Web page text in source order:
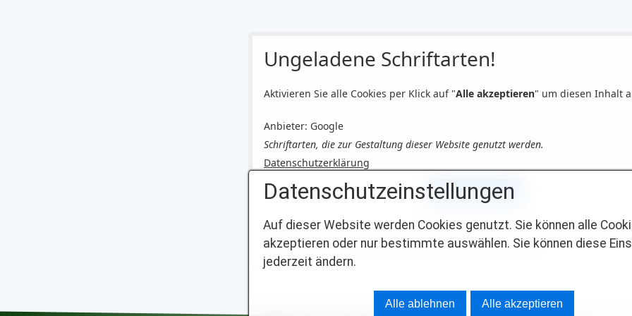
Ungeladene Schriftarten!
Aktivieren Sie alle Cookies per Klick auf "Alle akzeptieren" um diesen Inhalt
Anbieter: Google
Schriftarten, die zur Gestaltung dieser Website genutzt werden.
Datenschutzerklärung
Alle akzeptieren
Durch Klick auf den Button erklären sich damit einverstanden, dass externe Schriftarten
Dadurch könnten personenbezogene Daten an Google übermittelt werden.
Datenschutzeinstellungen
Auf dieser Website werden Cookies genutzt. Sie können alle
akzeptieren oder nur bestimmte auswählen. Sie können diese
jederzeit ändern.
Alle ablehnen Alle akzeptieren